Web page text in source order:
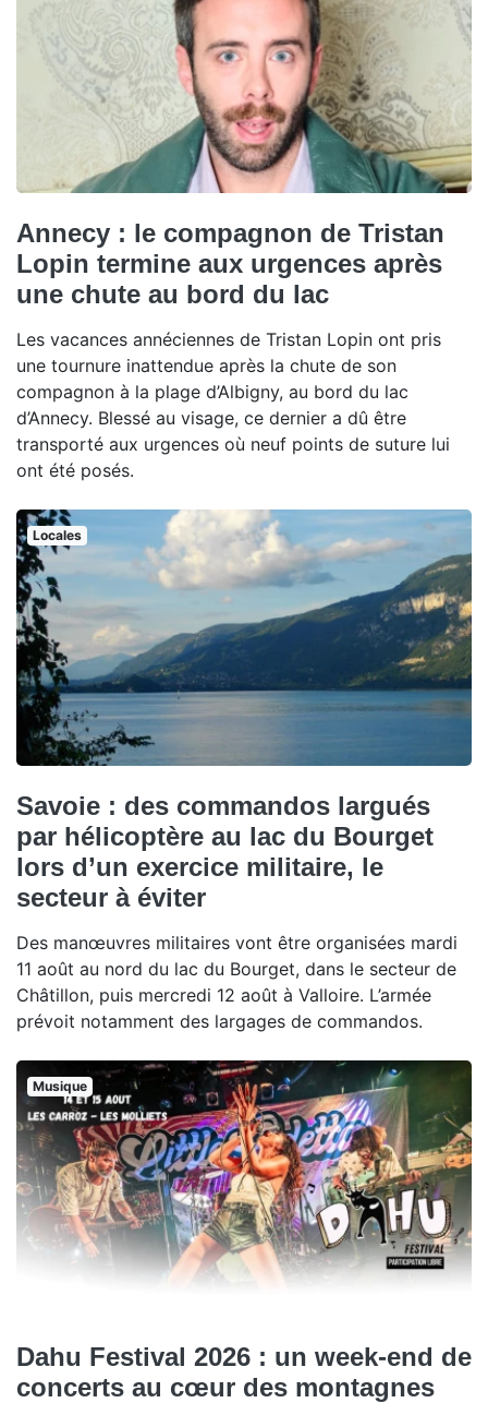
Annecy : le compagnon de Tristan
Lopin termine aux urgences après
une chute au bord du lac
Les vacances annéciennes de Tristan Lopin ont pris
une tournure inattendue après la chute de son
compagnon à la plage d’Albigny, au bord du lac
d’Annecy. Blessé au visage, ce dernier a dû être
transporté aux urgences où neuf points de suture lui
ont été posés.
Locales
Savoie : des commandos largués
par hélicoptère au lac du Bourget
lors d’un exercice militaire, le
secteur à éviter
Des manœuvres militaires vont être organisées mardi
11 août au nord du lac du Bourget, dans le secteur de
Châtillon, puis mercredi 12 août à Valloire. L’armée
prévoit notamment des largages de commandos.
Musique
Dahu Festival 2026 : un week-end de
concerts au cœur des montagnes